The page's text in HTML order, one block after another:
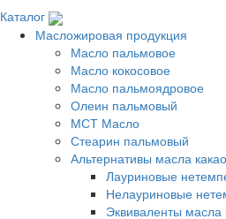
Каталог
Масложировая продукция
Масло пальмовое
Масло кокосовое
Масло пальмоядровое
Олеин пальмовый
МСТ Масло
Стеарин пальмовый
Альтернативы масла
Лауриновые
Нелауриновые
Эквиваленты масла